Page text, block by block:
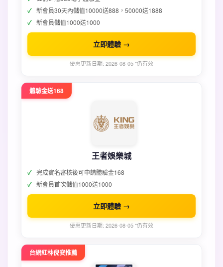
新會員30天內儲值10000送888，50000送1888
新會員儲值1000送1000
立即體驗 →
優惠更新日期: 2026-08-05 *仍有效
體驗金送168
王者娛樂城
完成實名審核後可申請體驗金168
新會員首次儲值1000送1000
立即體驗 →
優惠更新日期: 2026-08-05 *仍有效
台網紅林倪安推薦